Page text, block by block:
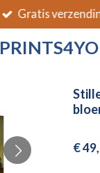
Gratis
€